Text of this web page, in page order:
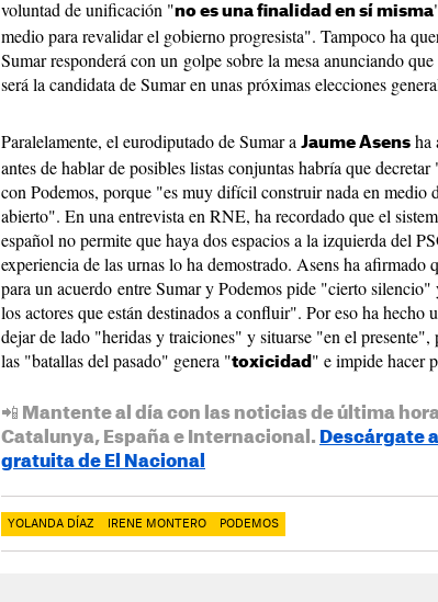
voluntad de unificación "no es una finalidad en sí misma
medio para revalidar el gobierno progresista". Tampoco ha
Sumar responderá con un golpe sobre la mesa anunciando
será la candidata de Sumar en unas próximas elecciones
Paralelamente, el eurodiputado de Sumar a Jaume Asens ha
antes de hablar de posibles listas conjuntas habría que
con Podemos, porque "es muy difícil construir nada en medio
abierto". En una entrevista en RNE, ha recordado que el
español no permite que haya dos espacios a la izquierda del
experiencia de las urnas lo ha demostrado. Asens ha afirmado
para un acuerdo entre Sumar y Podemos pide "cierto silencio"
los actores que están destinados a confluir". Por eso ha hecho
dejar de lado "heridas y traiciones" y situarse "en el
las "batallas del pasado" genera "toxicidad " e impide hacer
📲 Mantente al día con las noticias de última
Catalunya, España e Internacional. Descárgate
gratuita de El Nacional
YOLANDA DÍAZ IRENE MONTERO PODEMOS